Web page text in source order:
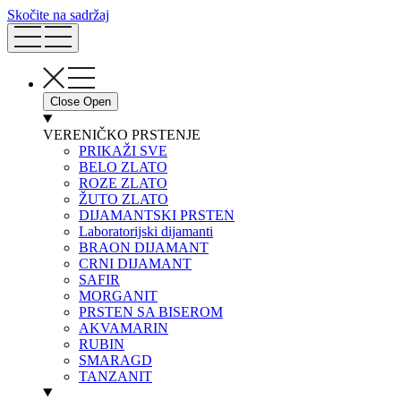
Skočite na sadržaj
Close Open
VERENIČKO PRSTENJE
PRIKAŽI SVE
BELO ZLATO
ROZE ZLATO
ŽUTO ZLATO
DIJAMANTSKI PRSTEN
Laboratorijski dijamanti
BRAON DIJAMANT
CRNI DIJAMANT
SAFIR
MORGANIT
PRSTEN SA BISEROM
AKVAMARIN
RUBIN
SMARAGD
TANZANIT